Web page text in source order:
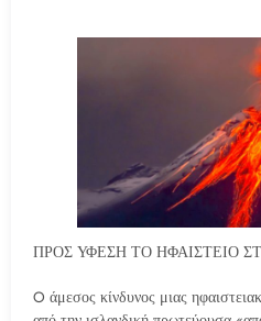
ΠΡΟΣ ΥΦΕΣΗ ΤΟ ΗΦΑΙΣΤΕΙΟ
O άμεσος κίνδυνος μιας